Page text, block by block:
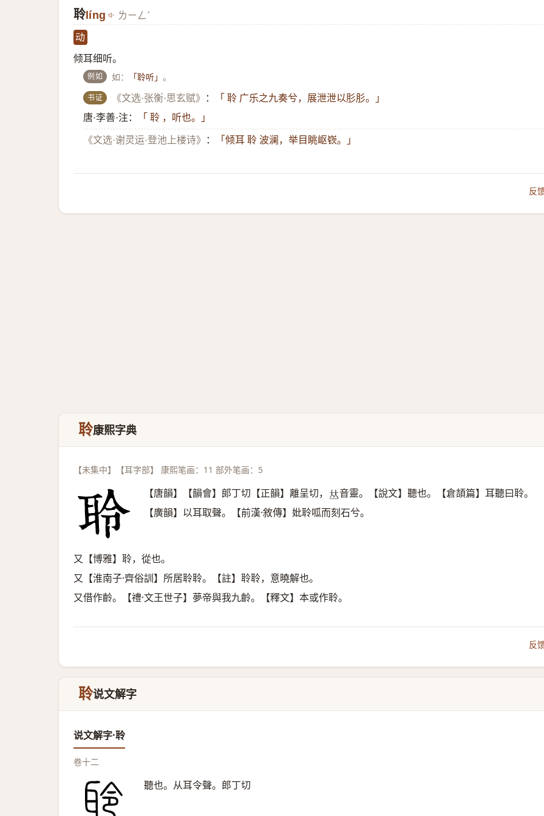
聆líng ㄌㄧㄥˊ
动
倾耳细听。
例如 如： 「聆听」。
书证 《文选·张衡·思玄赋》 ：
「 聆 广乐之九奏兮，展泄泄以肜肜。」
唐·李善·注：
「 聆 ，听也。」
《文选·谢灵运·登池上楼诗》 ： 「倾耳 聆 波澜，举目眺岖嵚。」
反
聆康熙字典
【未集中】【耳字部】 康熙笔画：11 部外笔画：5
【唐韻】【韻會】郞丁切【正韻】離呈切， 𠀤音靈。【說文】聽也。【倉頡篇】耳聽曰聆。
【廣韻】以耳取聲。【前漢·敘傳】妣聆呱而刻石兮。
又【博雅】聆，從也。
又【淮南子·齊俗訓】所居聆聆。【註】聆聆，意曉解也。
又借作齡。【禮·文王世子】夢帝與我九齡。【釋文】本或作聆。
反
聆说文解字
说文解字·聆
卷十二
聽也。从耳令聲。郎丁切